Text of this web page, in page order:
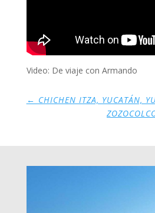
Video: De viaje con Armando
← CHICHEN ITZA, YUCATÁN,